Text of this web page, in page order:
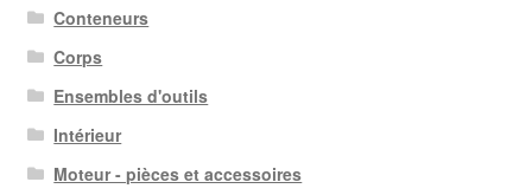
Conteneurs
Corps
Ensembles d'outils
Intérieur
Moteur - pièces et accessoires